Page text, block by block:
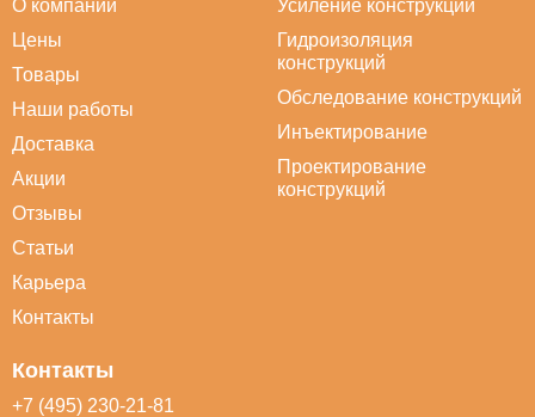
О компании
Цены
Товары
Наши работы
Доставка
Акции
Отзывы
Статьи
Карьера
Контакты
Усиление конструкций
Гидроизоляция
конструкций
Обследование конструкций
Инъектирование
Проектирование
конструкций
Контакты
+7 (495) 230-21-81